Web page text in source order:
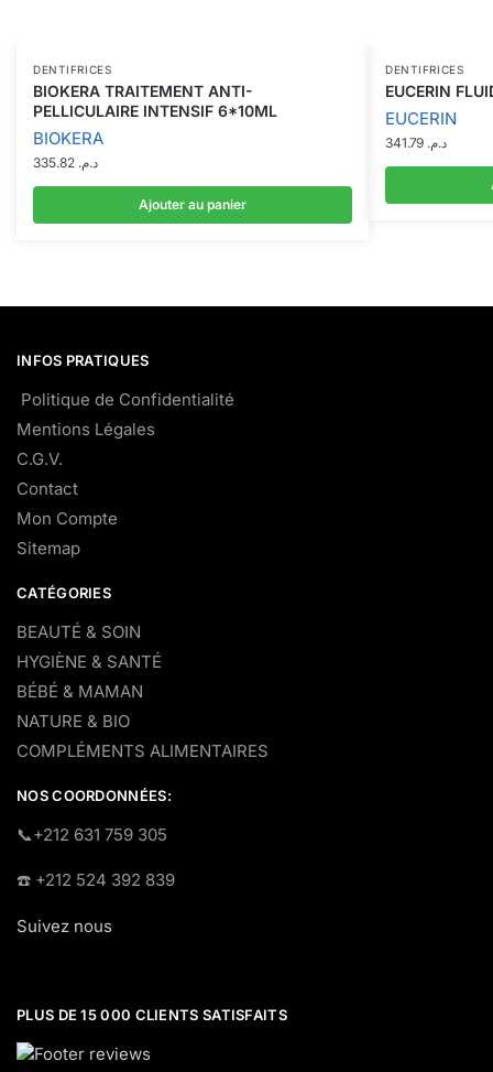
DENTIFRICES
BIOKERA TRAITEMENT ANTI-
PELLICULAIRE INTENSIF 6*10ML
BIOKERA
د.م.
Ajouter au panier
DENTIFRICES
EUCERIN
EUCERIN
د.م.
INFOS PRATIQUES
Politique de Confidentialité
Mentions Légales
C.G.V.
Contact
Mon Compte
Sitemap
CATÉGORIES
BEAUTÉ & SOIN
HYGIÈNE & SANTÉ
BÉBÉ & MAMAN
NATURE & BIO
COMPLÉMENTS ALIMENTAIRES
NOS COORDONNÉES:
​📞+212 631 759 305
☎️​ +212 524 392 839
Suivez nous
PLUS DE 15 000 CLIENTS SATISFAITS